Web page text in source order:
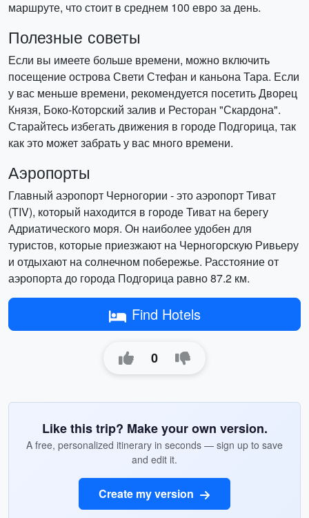
маршруте, что стоит в среднем 100 евро за день.
Полезные советы
Если вы имеете больше времени, можно включить
посещение острова Свети Стефан и каньона Тара. Если
у вас меньше времени, рекомендуется посетить Дворец
Князя, Боко-Которский залив и Ресторан "Скардона".
Старайтесь избегать движения в городе Подгорица, так
как это может забрать у вас много времени.
Аэропорты
Главный аэропорт Черногории - это аэропорт Тиват
(TIV), который находится в городе Тиват на берегу
Адриатического моря. Он наиболее удобен для
туристов, которые приезжают на Черногорскую Ривьеру
и отдыхают на солнечном побережье. Расстояние от
аэропорта до города Подгорица равно 87.2 км.
Find Hotels
0
Like this trip? Make your own version.
A free, personalized itinerary in seconds — sign up to save
and edit it.
Create my version